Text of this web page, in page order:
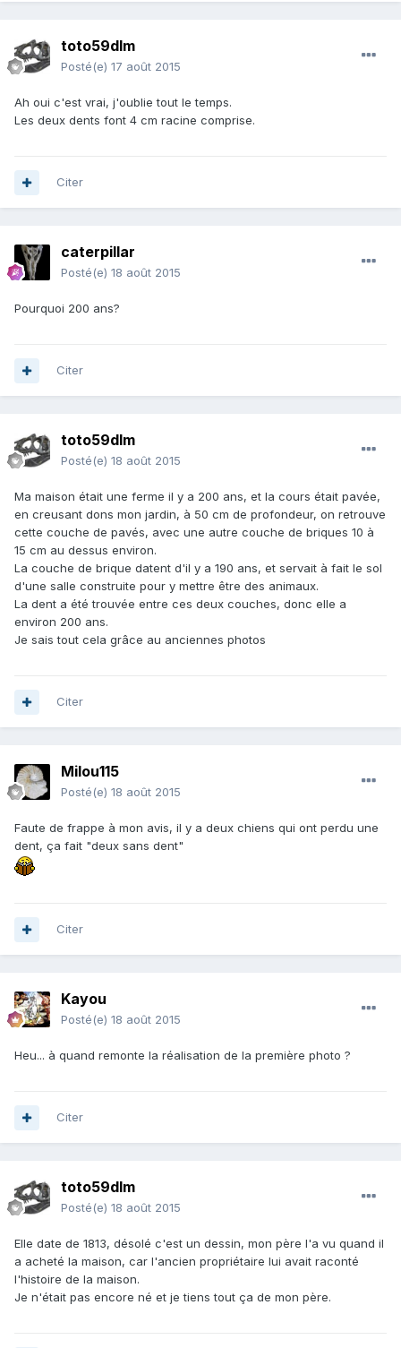
toto59dlm
Posté(e) 17 août 2015
Ah oui c'est vrai, j'oublie tout le temps.
Les deux dents font 4 cm racine comprise.
Citer
caterpillar
Posté(e) 18 août 2015
Pourquoi 200 ans?
Citer
toto59dlm
Posté(e) 18 août 2015
Ma maison était une ferme il y a 200 ans, et la cours était pavée,
en creusant dons mon jardin, à 50 cm de profondeur, on retrouve
cette couche de pavés, avec une autre couche de briques 10 à
15 cm au dessus environ.
La couche de brique datent d'il y a 190 ans, et servait à fait le sol
d'une salle construite pour y mettre être des animaux.
La dent a été trouvée entre ces deux couches, donc elle a
environ 200 ans.
Je sais tout cela grâce au anciennes photos
Citer
Milou115
Posté(e) 18 août 2015
Faute de frappe à mon avis, il y a deux chiens qui ont perdu une
dent, ça fait "deux sans dent"
Citer
Kayou
Posté(e) 18 août 2015
Heu... à quand remonte la réalisation de la première photo ?
Citer
toto59dlm
Posté(e) 18 août 2015
Elle date de 1813, désolé c'est un dessin, mon père l'a vu quand il
a acheté la maison, car l'ancien propriétaire lui avait raconté
l'histoire de la maison.
Je n'était pas encore né et je tiens tout ça de mon père.